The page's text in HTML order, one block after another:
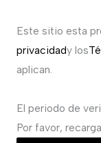
Este sitio esta
privacidady los
aplican.
El periodo de
Por favor,